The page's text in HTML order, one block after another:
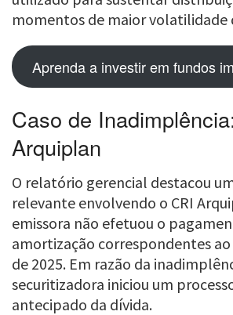
momentos de maior volatilidade
Aprenda a investir em fundos
Caso de
Arquiplan
O relatório gerencial destacou
relevante envolvendo o CRI
emissora não efetuou o
amortização correspondentes ao
de 2025. Em razão da
securitizadora iniciou um
antecipado da dívida.